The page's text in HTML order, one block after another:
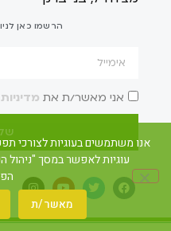
הרשמו כאן
אני מאשר/ת את
אנו משתמשים בעוגיות לצורכי
עוגיות לאפשר במסך "ניהול
מאשר/ת